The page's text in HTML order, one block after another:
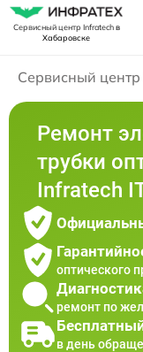
Сервисный центр Infratechв
Хабаровске
Сервисный
Ремонт
трубки
Infratech
оптического
ремонт по
в день